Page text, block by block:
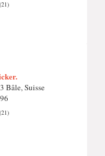
(21)
Bâle, Suisse
(21)